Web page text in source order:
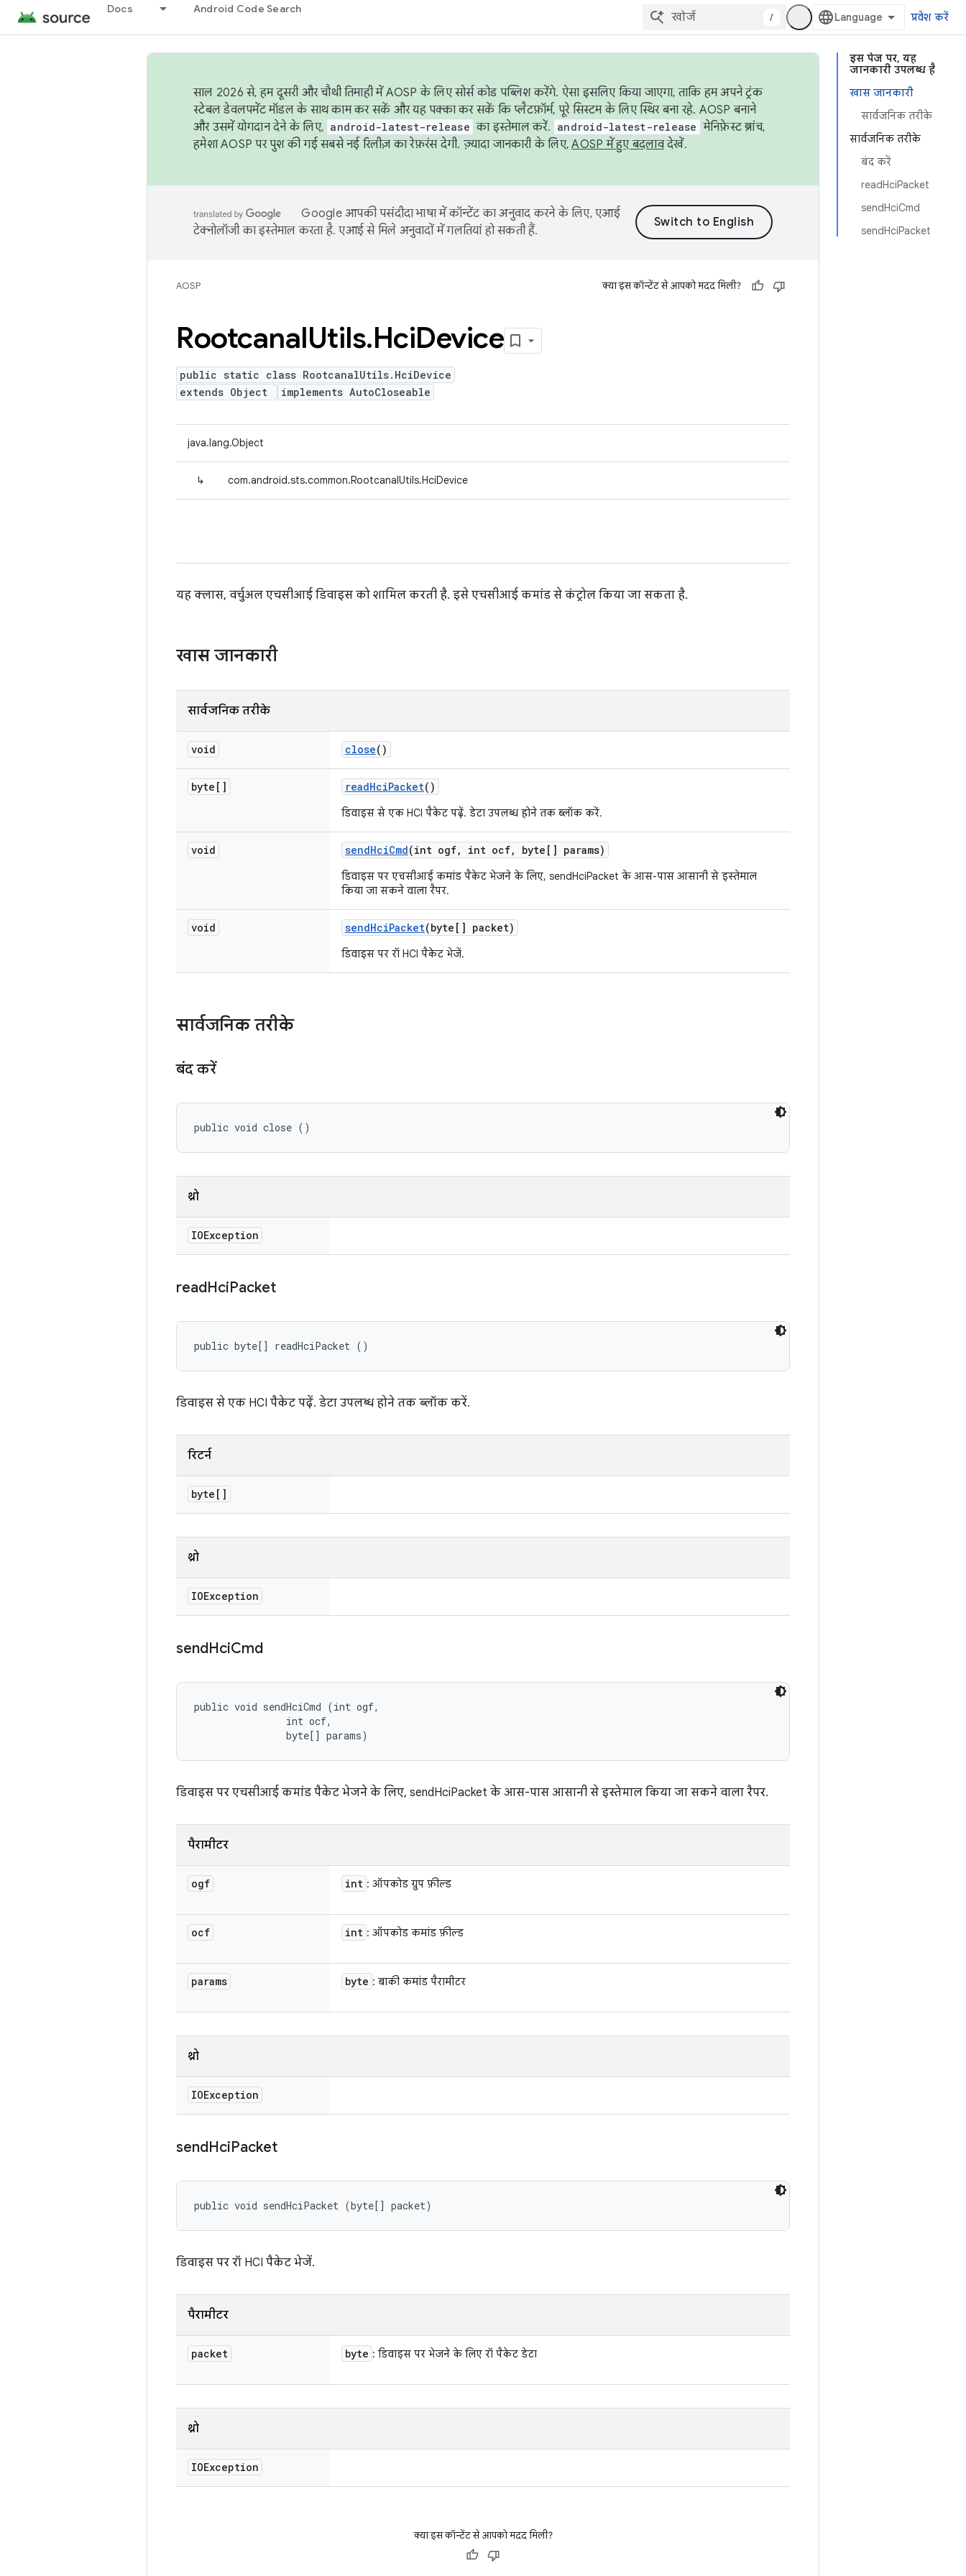
Docs Android Code Search
/ प्रवेश करें
इस पेज पर, यह
जानकारी उपलब्ध है
खास जानकारी
सार्वजनिक तरीके
सार्वजनिक तरीके
बंद करें
readHciPacket
sendHciCmd
sendHciPacket
साल 2026 से, हम दूसरी और चौथी तिमाही में AOSP के लिए सोर्स कोड पब्लिश करेंगे. ऐसा इसलिए किया जाएगा, ताकि हम अपने ट्रंक
स्टेबल डेवलपमेंट मॉडल के साथ काम कर सकें और यह पक्का कर सकें कि प्लैटफ़ॉर्म, पूरे सिस्टम के लिए स्थिर बना रहे. AOSP बनाने
और उसमें योगदान देने के लिए, android-latest-release का इस्तेमाल करें. android-latest-release मेनिफ़ेस्ट ब्रांच,
हमेशा AOSP पर पुश की गई सबसे नई रिलीज़ का रेफ़रंस देगी. ज़्यादा जानकारी के लिए,AOSP में हुए बदलावदेखें.
Google आपकी पसंदीदा भाषा में कॉन्टेंट का अनुवाद करने के लिए, एआई
टेक्नोलॉजी का इस्तेमाल करता है. एआई से मिले अनुवादों में गलतियां हो सकती हैं.
AOSP क्या इस कॉन्टेंट से आपको मदद मिली?
RootcanalUtils.HciDevice
public static class RootcanalUtils.HciDevice
extends Object
implements AutoCloseable
java.lang.Object
↳ com.android.sts.common.RootcanalUtils.HciDevice
यह क्लास, वर्चुअल एचसीआई डिवाइस को शामिल करती है. इसे एचसीआई कमांड से कंट्रोल किया जा सकता है.
खास जानकारी
सार्वजनिक तरीके
void close()
byte[] readHciPacket()
डिवाइस से एक HCI पैकेट पढ़ें. डेटा उपलब्ध होने तक ब्लॉक करें.
void sendHciCmd(int ogf, int ocf, byte[] params)
डिवाइस पर एचसीआई कमांड पैकेट भेजने के लिए, sendHciPacket के आस-पास आसानी से इस्तेमाल
किया जा सकने वाला रैपर.
void sendHciPacket(byte[] packet)
डिवाइस पर रॉ HCI पैकेट भेजें.
सार्वजनिक तरीके
बंद करें
public void close ()
थ्रो
IOException
readHciPacket
public byte[] readHciPacket ()
डिवाइस से एक HCI पैकेट पढ़ें. डेटा उपलब्ध होने तक ब्लॉक करें.
रिटर्न
byte[]
थ्रो
IOException
sendHciCmd
public void sendHciCmd (int ogf,
                int ocf,
                byte[] params)
डिवाइस पर एचसीआई कमांड पैकेट भेजने के लिए, sendHciPacket के आस-पास आसानी से इस्तेमाल किया जा सकने वाला रैपर.
पैरामीटर
ogf int : ऑपकोड ग्रुप फ़ील्ड
ocf int : ऑपकोड कमांड फ़ील्ड
params byte : बाकी कमांड पैरामीटर
थ्रो
IOException
sendHciPacket
public void sendHciPacket (byte[] packet)
डिवाइस पर रॉ HCI पैकेट भेजें.
पैरामीटर
packet byte : डिवाइस पर भेजने के लिए रॉ पैकेट डेटा
थ्रो
IOException
क्या इस कॉन्टेंट से आपको मदद मिली?